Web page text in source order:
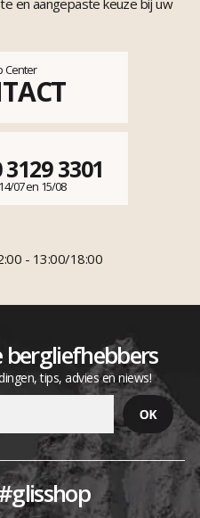
Center
3301
07 en 15/08
- 13:00/18:00
bergliefhebbers
tips, advies en niews!